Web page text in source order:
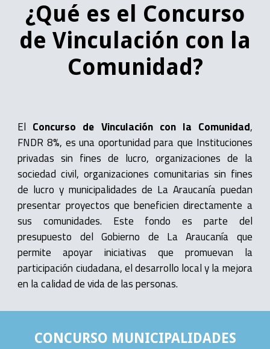
¿Qué es el Concurso
de Vinculación con la
Comunidad?
El Concurso de Vinculación con la Comunidad,
FNDR 8%, es una oportunidad para que Instituciones
privadas sin fines de lucro, organizaciones de la
sociedad civil, organizaciones comunitarias sin fines
de lucro y municipalidades de La Araucanía puedan
presentar proyectos que beneficien directamente a
sus comunidades. Este fondo es parte del
presupuesto del Gobierno de La Araucanía que
permite apoyar iniciativas que promuevan la
participación ciudadana, el desarrollo local y la mejora
en la calidad de vida de las personas.
CONCURSO MUNICIPALIDADES